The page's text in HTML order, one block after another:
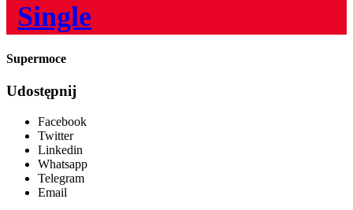
Single
Supermoce
Udostępnij
Facebook
Twitter
Linkedin
Whatsapp
Telegram
Email